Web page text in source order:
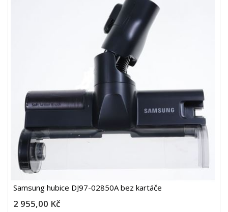
Samsung hubice DJ97-02850A bez kartáče
2 955,00 Kč